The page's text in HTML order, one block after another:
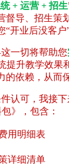
+ 运营 + 招生
督导、招生策
“开业后没客户
一切将帮助您
提升教学效果
的依赖，从而
认可，我接
》，包含：
用明细表
详细清单